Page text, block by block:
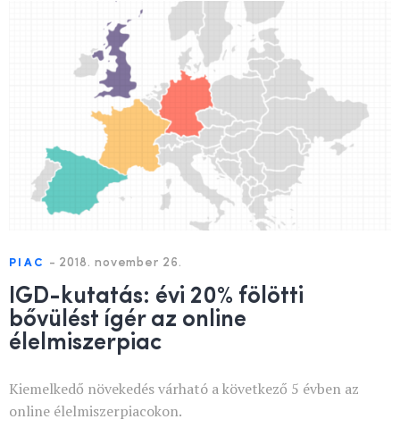
PIAC - 2018. november 26.
IGD-kutatás: évi 20% fölötti
bővülést ígér az online
élelmiszerpiac
Kiemelkedő növekedés várható a következő 5 évben az
online élelmiszerpiacokon.